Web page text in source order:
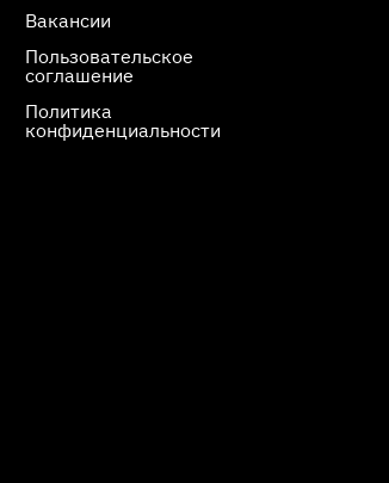
Вакансии
Пользовательское
соглашение
Политика
конфиденциальности